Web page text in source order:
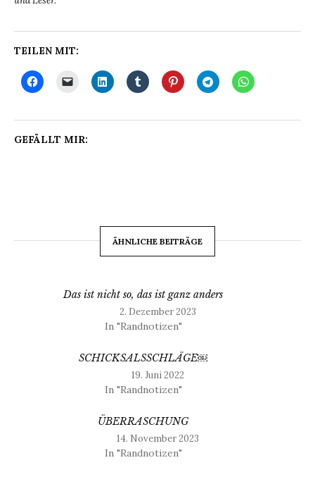
TEILEN MIT:
GEFÄLLT MIR:
ÄHNLICHE BEITRÄGE
Das ist nicht so, das ist ganz anders
2. Dezember 2023
In "Randnotizen"
SCHICKSALSSCHLÄGE￼
19. Juni 2022
In "Randnotizen"
ÜBERRASCHUNG
14. November 2023
In "Randnotizen"